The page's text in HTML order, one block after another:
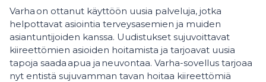
Varha on ottanut käyttöön uusia palveluja, jotka
helpottavat asiointia terveysasemien ja muiden
asiantuntijoiden kanssa. Uudistukset sujuvoittavat
kiireettömien asioiden hoitamista ja tarjoavat uusia
tapoja saada apua ja neuvontaa. Varha-sovellus tarjoaa
nyt entistä sujuvamman tavan hoitaa kiireettömiä